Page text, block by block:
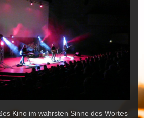
Kino im wahrsten Sinne des Wortes